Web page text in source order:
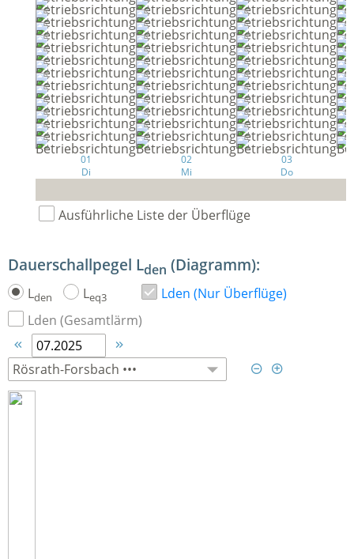
01
Di
02
Mi
03
Do
Ausführliche Liste der Überflüge
Dauerschallpegel Lden (Diagramm):
Lden Leq3
Lden (Nur Überflüge)
Lden (Gesamtlärm)



